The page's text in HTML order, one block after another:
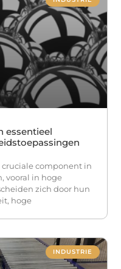
essentieel
component in
vooral in hoge
zich door hun
hoge
INDUSTRIE